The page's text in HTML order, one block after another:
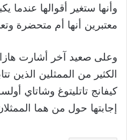
وأنها ستغير أقوالها عندما
معتبرين أنها أم متحضرة
وعلى صعيد آخر أشارت
الكثير من الممثلين الذين
كيفانج تاتليتوغ وشاتاي
إجابتها حول من هما